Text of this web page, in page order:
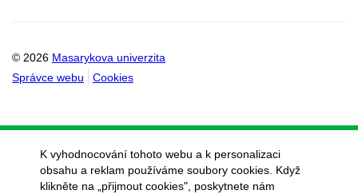
© 2026 Masarykova univerzita
Správce webu
Cookies
K vyhodnocování tohoto webu a k personalizaci
obsahu a reklam používáme soubory cookies. Když
klikněte na „přijmout cookies", poskytnete nám